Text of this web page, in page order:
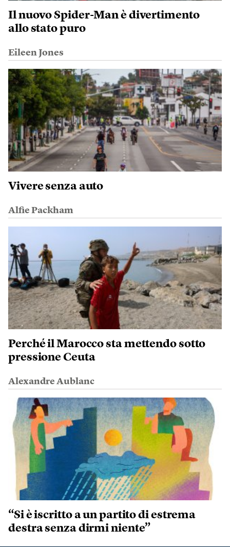
Il nuovo Spider-Man è divertimento
allo stato puro
Eileen Jones
Vivere senza auto
Alfie Packham
Perché il Marocco sta mettendo sotto
pressione Ceuta
Alexandre Aublanc
“Si è iscritto a un partito di estrema
destra senza dirmi niente”